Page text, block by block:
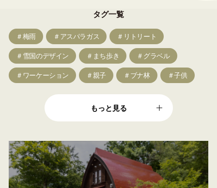
タグ一覧
＃梅雨 ＃アスパラガス ＃リトリート
＃雪国のデザイン ＃まち歩き ＃グラベル
＃ワーケーション ＃親子 ＃ブナ林 ＃子供
もっと見る